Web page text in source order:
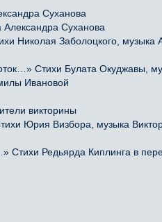
Суханова
Суханова
Заболоцкого, музыка
Стихи Булата Окуджавы,
Ивановой
викторины
Юрия Визбора, музыка
Редьярда Киплинга в